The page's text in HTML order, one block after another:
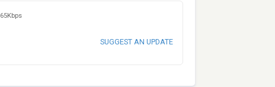
65Kbps
SUGGEST AN UPDATE